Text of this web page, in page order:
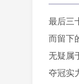
最后三
而留下
无疑属
夺冠实